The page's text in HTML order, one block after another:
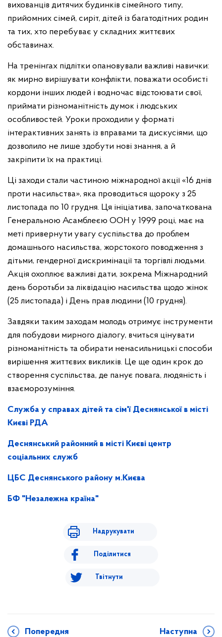
вихованців дитячих будинків сімейного типу,
прийомних сімей, сиріт, дітей із багатодітних родин
та тих, хто перебуває у складних життєвих
обставинах.
На тренінгах підлітки опановували важливі навички:
як мирно вирішувати конфлікти, поважати особисті
кордони інших людей і водночас відстоювати свої,
приймати різноманітність думок і людських
особливостей. Уроки проходили у форматі
інтерактивних занять із вправами та дискусіями, що
дозволило не лише здобути нові знання, а й
закріпити їх на практиці.
Ці заходи стали частиною міжнародної акції «16 днів
проти насильства», яка проводиться щороку з 25
листопада по 10 грудня. Ця ініціатива, започаткована
Генеральною Асамблеєю ООН у 1999 році, має на
меті привернути увагу суспільства до проблем
домашнього насильства, жорстокого поводження з
дітьми, гендерної дискримінації та торгівлі людьми.
Акція охоплює важливі дати, зокрема Міжнародний
день боротьби за ліквідацію насильства щодо жінок
(25 листопада) і День прав людини (10 грудня).
Завдяки таким заходам молодь отримує інструменти
для побудови мирного діалогу, вчиться цінувати
різноманітність та обирати ненасильницькі способи
вирішення життєвих викликів. Це ще один крок до
створення суспільства, де панує повага, людяність і
взаєморозуміння.
Служба у справах дітей та сім'ї Деснянської в місті
Києві РДА
Деснянський районний в місті Києві центр
соціальних служб
ЦБС Деснянського району м.Києва
БФ "Незалежна країна"
Надрукувати
Поділитися
Твітнути
Попередня Наступна